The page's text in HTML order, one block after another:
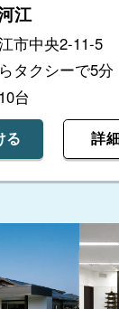
江
市中央2-11-5
タクシーで5分
台
る 詳